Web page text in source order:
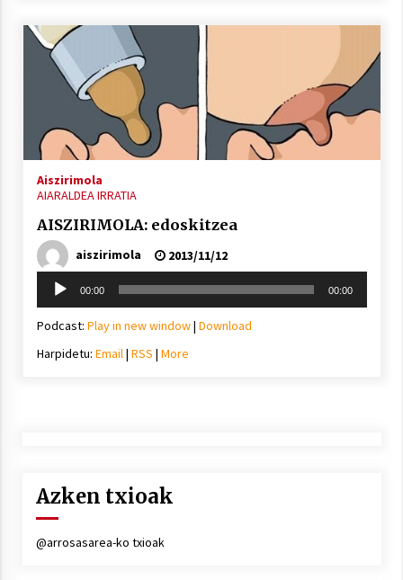
Aiszirimola
AIARALDEA IRRATIA
AISZIRIMOLA: edoskitzea
aiszirimola
2013/11/12
Soinu
erreproduzigailua
00:00 00:00
Podcast: Play in new window| Download
Harpidetu: Email| RSS | More
Azken txioak
@arrosasarea-ko txioak